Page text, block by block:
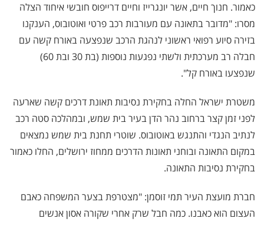
כאמור. חנוך חיים, אשר יונגרייז וחיים דרייפוס חובשי איחוד הצלה
מסרו: "מדובר בתאונה עם מעורבות רכב פרטי ואוטובוס, הענקנו
בזירה סיוע רפואי ראשוני לנהגת הרכב שנפצעה באורח קשה עם
חבלה רב מערכתית ולשתי נפגעות נוספות (בת 30 ובת 60)
שנפצעו באורח קל".
משטרת ישראל החלה בחקירת נסיבות תאונת דרכים קשה שארעה
לפני זמן קצר ברחוב נהר הדן בעיר בית שמש, ובמהלכה סטה רכב
לנתיב הנגדי והתנגש באוטובוס. שוטרי תחנת בית שמש נמצאים
במקום התאונה ובוחני תאונות הדרכים ממחוז ירושלים, החלו כאמור
בחקירת נסיבות התאונה.
חברת מועצת העיר תמי זוסמן: "מצטרפת בצער המשפחה כאבם
העצום הוא כאבנו. כמה חבל שרק אחרי שקורה אסון אנשים